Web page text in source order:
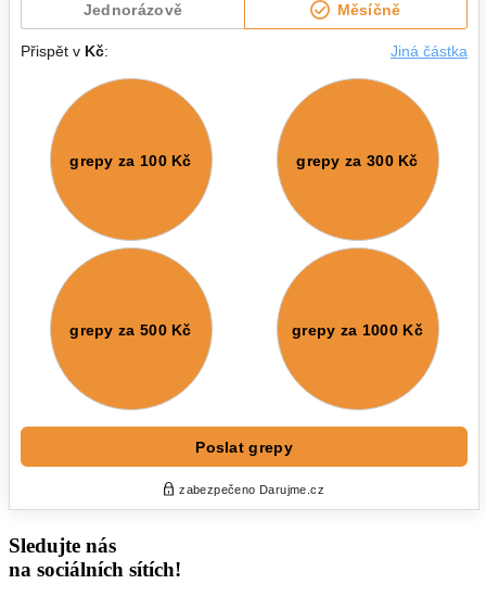
Sledujte nás
na sociálních sítích!